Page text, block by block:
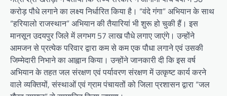
करोड़ पौधे लगाने का लक्ष्य निर्धारित किया है। “वंदे गंगा” अभियान के साथ
“हरियालो राजस्थान” अभियान की तैयारियां भी शुरू हो चुकी हैं। इस
मानसून उदयपुर जिले में लगभग 57 लाख पौधे लगाए जाएंगे। उन्होंने
आमजन से प्रत्येक परिवार द्वारा कम से कम एक पौधा लगाने एवं उसकी
जिम्मेदारी निभाने का आह्वान किया। उन्होंने जानकारी दी कि इस वर्ष
अभियान के तहत जल संरक्षण एवं पर्यावरण संरक्षण में उत्कृष्ट कार्य करने
वाले व्यक्तियों, संस्थाओं एवं ग्राम पंचायतों को जिला प्रशासन द्वारा “जल